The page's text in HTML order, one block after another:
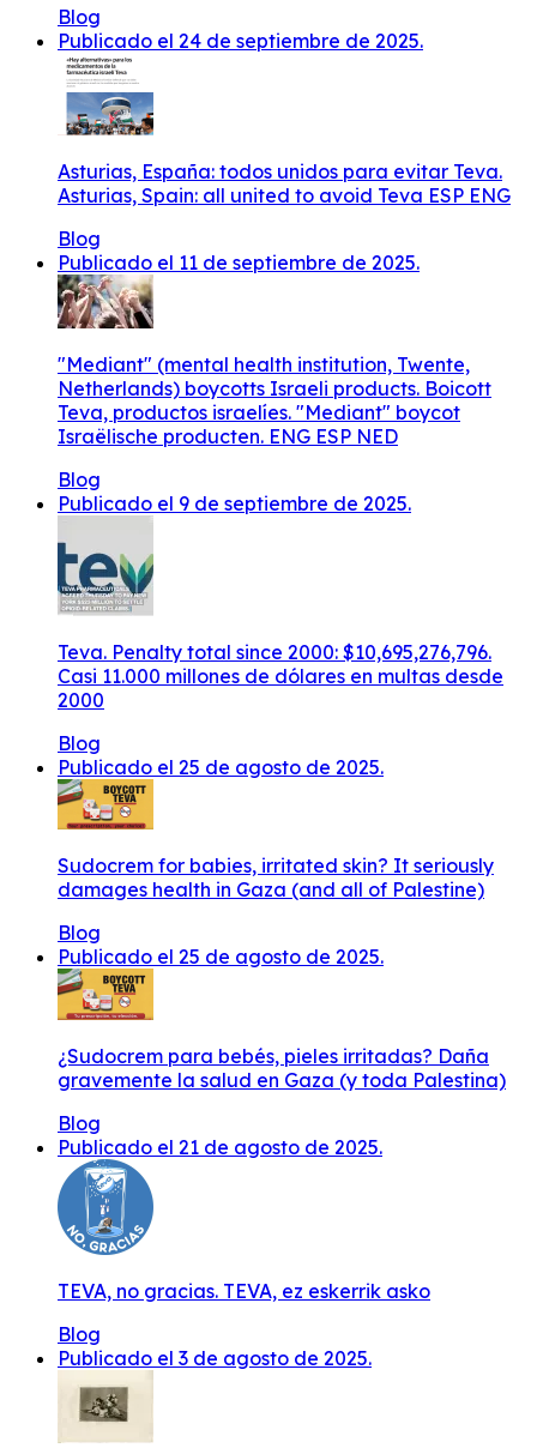
Blog
Publicado el 24 de septiembre de 2025.
Asturias, España: todos unidos para evitar Teva.
Asturias, Spain: all united to avoid Teva ESP ENG
Blog
Publicado el 11 de septiembre de 2025.
"Mediant" (mental health institution, Twente,
Netherlands) boycotts Israeli products. Boicott
Teva, productos israelíes. "Mediant" boycot
Israëlische producten. ENG ESP NED
Blog
Publicado el 9 de septiembre de 2025.
Teva. Penalty total since 2000: $10,695,276,796.
Casi 11.000 millones de dólares en multas desde
2000
Blog
Publicado el 25 de agosto de 2025.
Sudocrem for babies, irritated skin? It seriously
damages health in Gaza (and all of Palestine)
Blog
Publicado el 25 de agosto de 2025.
¿Sudocrem para bebés, pieles irritadas? Daña
gravemente la salud en Gaza (y toda Palestina)
Blog
Publicado el 21 de agosto de 2025.
TEVA, no gracias. TEVA, ez eskerrik asko
Blog
Publicado el 3 de agosto de 2025.